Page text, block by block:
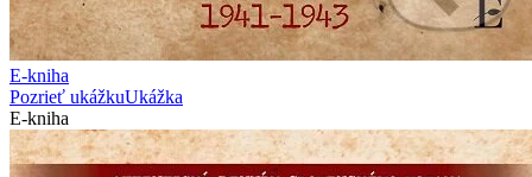
E-kniha
Pozrieť ukážkuUkážka
E-kniha